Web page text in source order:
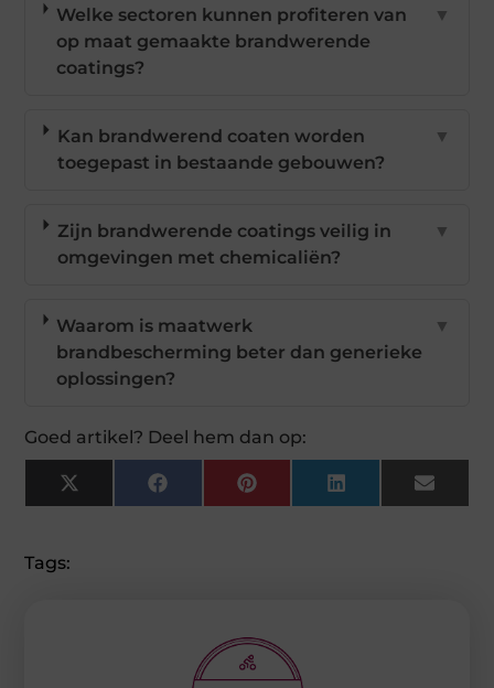
Welke sectoren kunnen profiteren van
op maat gemaakte brandwerende
coatings?
▼
Kan brandwerend coaten worden
toegepast in bestaande gebouwen?
▼
Zijn brandwerende coatings veilig in
omgevingen met chemicaliën?
▼
Waarom is maatwerk
brandbescherming beter dan generieke
oplossingen?
▼
Goed artikel? Deel hem dan op:
X
(Twitter)
FacebookPinterestLinkedIn Email
Tags: